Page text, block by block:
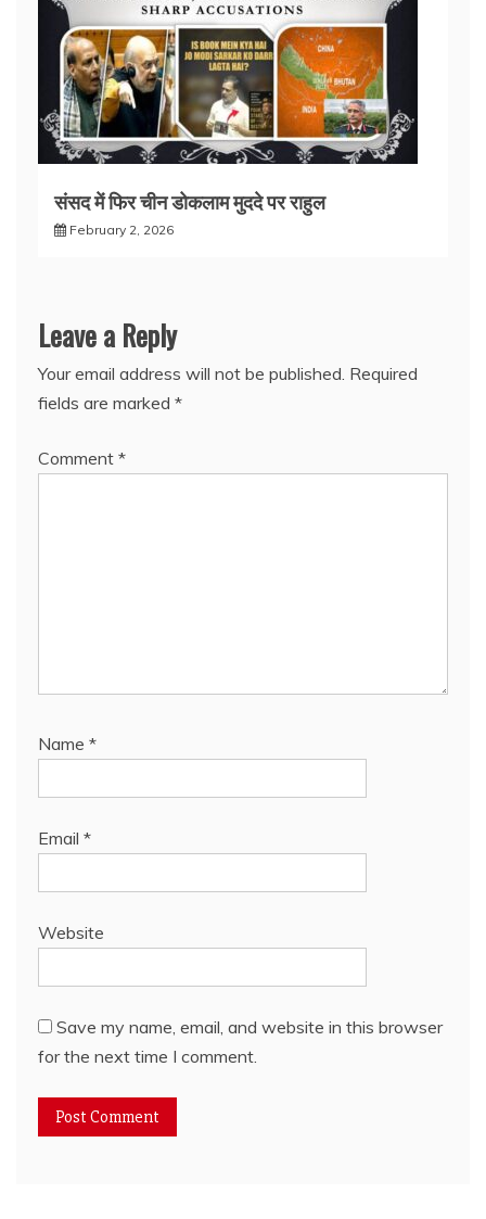
संसद में फिर चीन डोकलाम मुददे पर राहुल
February 2, 2026
Leave a Reply
Your email address will not be published. Required
fields are marked *
Comment *
Name *
Email *
Website
Save my name, email, and website in this browser
for the next time I comment.